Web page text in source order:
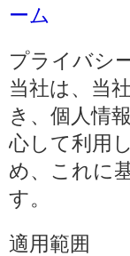
ーム
プライバシ
当社は、当
き、個人情
心して利用
め、これに
す。
適用範囲